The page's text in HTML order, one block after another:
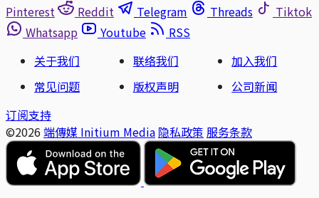
Pinterest
Reddit Telegram Threads
Tiktok
Whatsapp
Youtube
RSS
关于我们
联络我们
加入我们
常见问题
版权声明
公司新闻
订阅支持
©2026 端傳媒 Initium Media 隐私政策 服务条款